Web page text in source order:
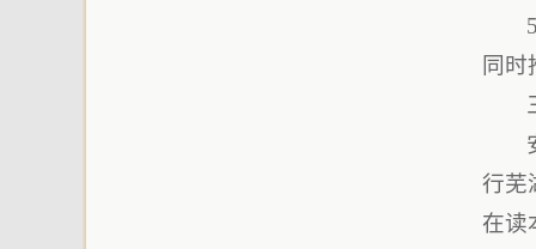
同时
行芜
在读